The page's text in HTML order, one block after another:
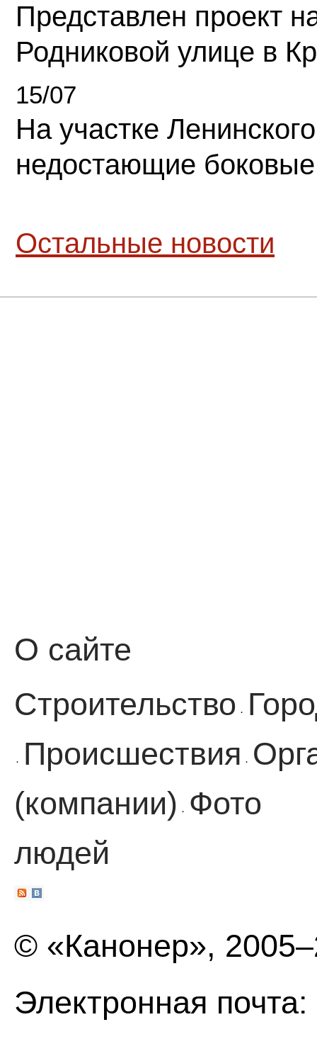
Представлен проект
Родниковой улице в
15/07
На участке
недостающие
Остальные новости
О сайте
Строительство ·
· Происшествия ·
(компании)
·
Фото
людей
© «Канонер»,
Электронная почта: